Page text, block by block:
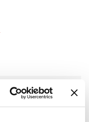
hinzufügen